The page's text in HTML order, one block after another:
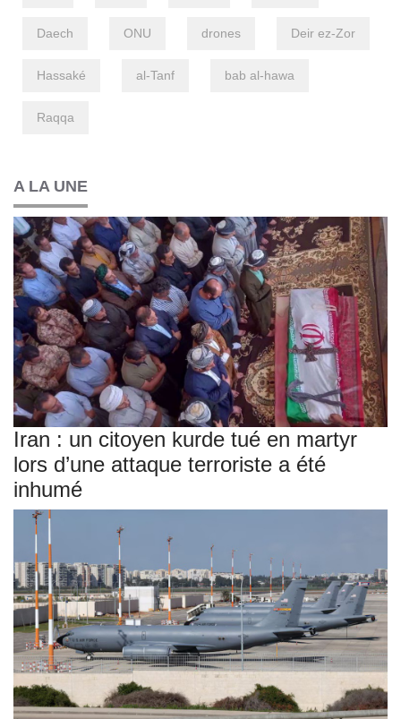
Daech ONU drones Deir ez-Zor
Hassaké al-Tanf bab al-hawa
Raqqa
A LA UNE
Iran : un citoyen kurde tué en martyr
lors d’une attaque terroriste a été
inhumé